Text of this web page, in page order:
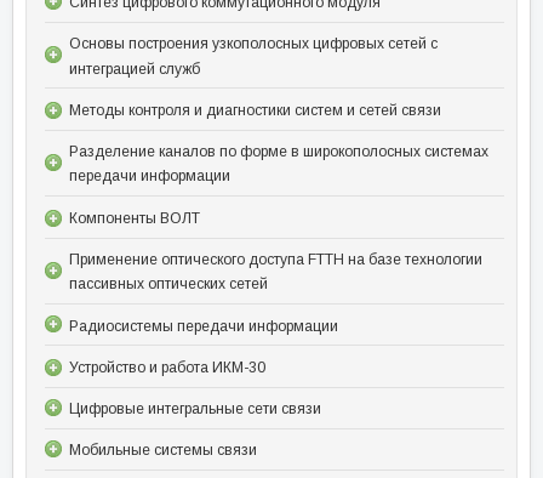
Основы построения узкополосных цифровых сетей с
интеграцией служб
Методы контроля и диагностики систем и сетей связи
Разделение каналов по форме в широкополосных системах
передачи информации
Компоненты ВОЛТ
Применение оптического доступа FTTH на базе технологии
пассивных оптических сетей
Радиосистемы передачи информации
Устройство и работа ИКМ-30
Цифровые интегральные сети связи
Мобильные системы связи